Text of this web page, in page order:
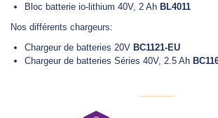
Bloc batterie io-lithium 40V, 2 Ah BL4011
Nos différents chargeurs:
Chargeur de batteries 20V BC1121-EU
Chargeur de batteries Séries 40V, 2.5 Ah